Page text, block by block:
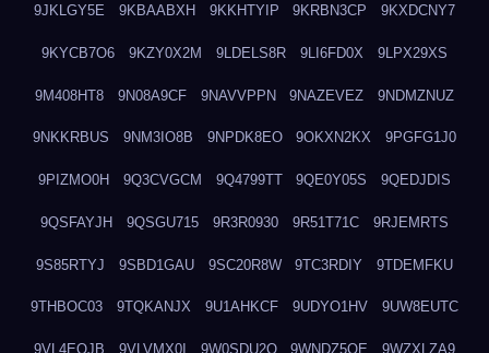
9JKLGY5E 9KBAABXH 9KKHTYIP 9KRBN3CP 9KXDCNY7
9KYCB7O6 9KZY0X2M 9LDELS8R 9LI6FD0X 9LPX29XS
9M408HT8 9N08A9CF 9NAVVPPN 9NAZEVEZ 9NDMZNUZ
9NKKRBUS 9NM3IO8B 9NPDK8EO 9OKXN2KX 9PGFG1J0
9PIZMO0H 9Q3CVGCM 9Q4799TT 9QE0Y05S 9QEDJDIS
9QSFAYJH 9QSGU715 9R3R0930 9R51T71C 9RJEMRTS
9S85RTYJ 9SBD1GAU 9SC20R8W 9TC3RDIY 9TDEMFKU
9THBOC03 9TQKANJX 9U1AHKCF 9UDYO1HV 9UW8EUTC
9VL4EOJB 9VLVMX0I 9W0SDU2O 9WNDZ5OE 9WZXLZA9